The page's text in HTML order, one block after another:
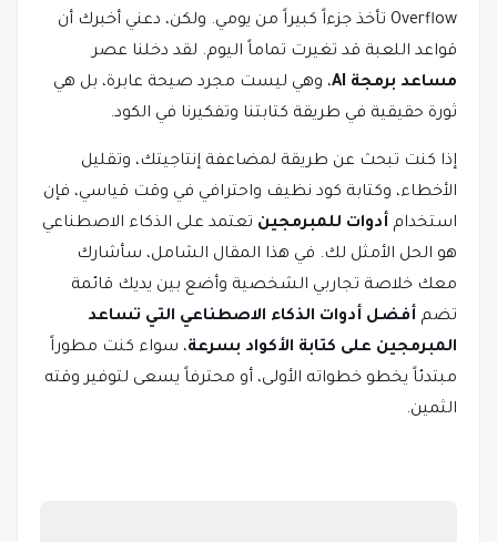
Overflow تأخذ جزءاً كبيراً من يومي. ولكن، دعني أخبرك أن
قواعد اللعبة قد تغيرت تماماً اليوم. لقد دخلنا عصر
مساعد برمجة AI
، وهي ليست مجرد صيحة عابرة، بل هي
ثورة حقيقية في طريقة كتابتنا وتفكيرنا في الكود.
إذا كنت تبحث عن طريقة لمضاعفة إنتاجيتك، وتقليل
الأخطاء، وكتابة كود نظيف واحترافي في وقت قياسي، فإن
استخدام أدوات للمبرمجين تعتمد على الذكاء الاصطناعي
هو الحل الأمثل لك. في هذا المقال الشامل، سأشارك
معك خلاصة تجاربي الشخصية وأضع بين يديك قائمة
تضم أفضل أدوات الذكاء الاصطناعي التي تساعد
المبرمجين على كتابة الأكواد بسرعة، سواء كنت مطوراً
مبتدئاً يخطو خطواته الأولى، أو محترفاً يسعى لتوفير وقته
الثمين.